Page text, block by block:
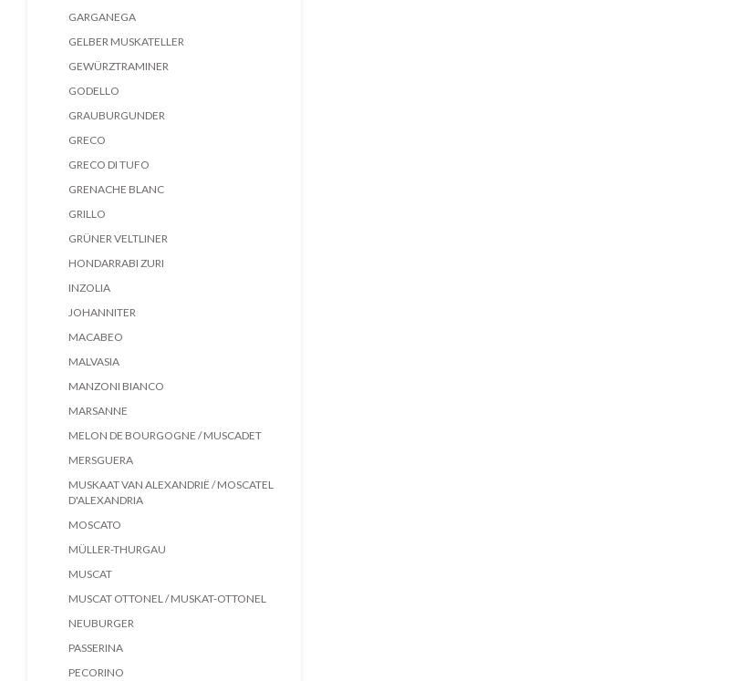
GARGANEGA
GELBER MUSKATELLER
GEWÜRZTRAMINER
GODELLO
GRAUBURGUNDER
GRECO
GRECO DI TUFO
GRENACHE BLANC
GRILLO
GRÜNER VELTLINER
HONDARRABI ZURI
INZOLIA
JOHANNITER
MACABEO
MALVASIA
MANZONI BIANCO
MARSANNE
MELON DE BOURGOGNE / MUSCADET
MERSGUERA
MUSKAAT VAN ALEXANDRIË / MOSCATEL
D'ALEXANDRIA
MOSCATO
MÜLLER-THURGAU
MUSCAT
MUSCAT OTTONEL / MUSKAT-OTTONEL
NEUBURGER
PASSERINA
PECORINO